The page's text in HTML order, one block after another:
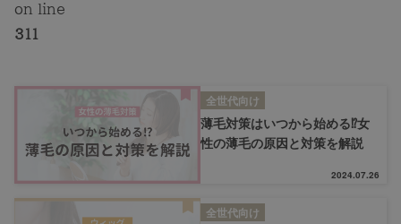
on line
311
全世代向け
薄毛対策はいつから始める⁉女
性の薄毛の原因と対策を解説
2024.07.26
全世代向け